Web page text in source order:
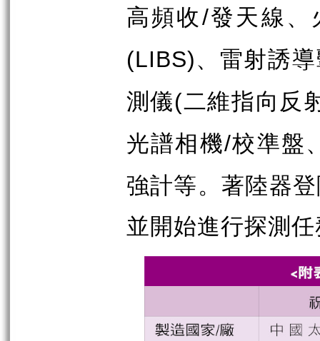
高頻收/發天線、
(LIBS)、雷射誘
測儀(二維指向反
光譜相機/校準盤
強計等。著陸器
並開始進行探測